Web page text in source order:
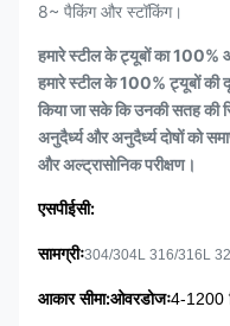
8~ पैकिंग और स्टॉकिंग।
हमारे स्टील के ट्यूबों का 100%
हमारे स्टील के 100% ट्यूबों की
किया जा सके कि उनकी सतह की
अनुदैर्ध्य और अनुदैर्ध्य दोषों को
और अल्ट्रासोनिक परीक्षण।
एसपीईसी:
सामग्रीः304/304L 316/316L
आकार सीमा:ओवरडोजः4-1200